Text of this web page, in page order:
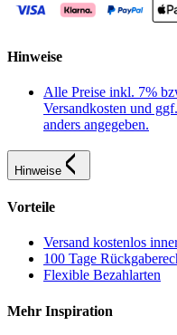
Hinweise
Alle Preise inkl. 7%
Versandkosten und
anders angegeben.
Hinweise
Vorteile
Versand kostenlos
100 Tage
Flexible Bezahlarten
Mehr Inspiration